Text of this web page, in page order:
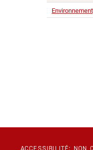
ACCESSIBILITÉ: NON